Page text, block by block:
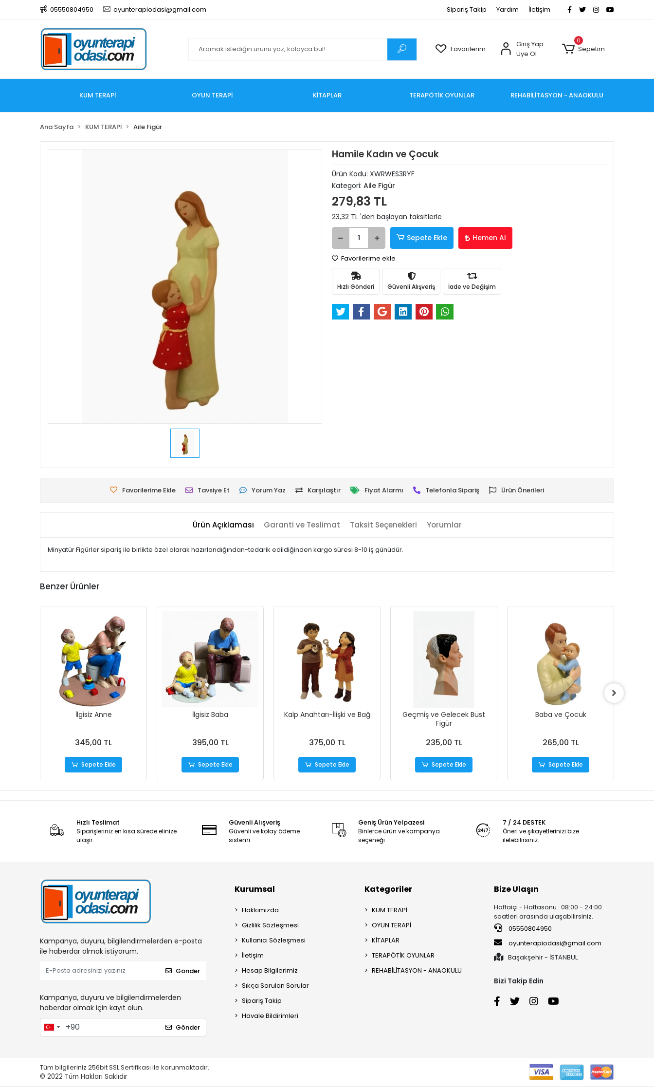
05550804950 oyunterapiodasi@gmail.com Sipariş Takip Yardım İletişim
Favorilerim
Giriş Yap
Üye Ol
0
Sepetim
KUM TERAPİ OYUN TERAPİ KİTAPLAR TERAPÖTİK OYUNLAR REHABİLİTASYON - ANAOKULU
Ana Sayfa KUM TERAPİ Aile Figür
Hamile Kadın ve Çocuk
Ürün Kodu: XWRWES3RYF
Kategori: Aile Figür
279,83 TL
23,32 TL 'den başlayan taksitlerle
Sepete Ekle Hemen Al
Favorilerime ekle
Hızlı Gönderi Güvenli Alışveriş İade ve Değişim
Favorilerime Ekle Tavsiye Et Yorum Yaz Karşılaştır Fiyat Alarmı Telefonla Sipariş Ürün Önerileri
Ürün Açıklaması Garanti ve Teslimat Taksit Seçenekleri Yorumlar
Minyatür Figürler sipariş ile birlikte özel olarak hazırlandığından-tedarik edildiğinden kargo süresi 8-10 iş günüdür.
Benzer Ürünler
İlgisiz Anne
345,00 TL
Sepete Ekle
İlgisiz Baba
395,00 TL
Sepete Ekle
Kalp Anahtarı-İlişki ve Bağ
375,00 TL
Sepete Ekle
Geçmiş ve Gelecek Büst
Figür
235,00 TL
Sepete Ekle
Baba ve Çocuk
265,00 TL
Sepete Ekle
Hızlı Teslimat
Siparişleriniz en kısa sürede elinize
ulaşır.
Güvenli Alışveriş
Güvenli ve kolay ödeme
sistemi
Geniş Ürün Yelpazesi
Binlerce ürün ve kampanya
seçeneği
7 / 24 DESTEK
Öneri ve şikayetlerinizi bize
iletebilirsiniz.
Kampanya, duyuru, bilgilendirmelerden e-posta
ile haberdar olmak istiyorum.
Gönder
Kampanya, duyuru ve bilgilendirmelerden
haberdar olmak için kayıt olun.
Gönder
Kurumsal
Hakkımızda
Gizlilik Sözleşmesi
Kullanıcı Sözleşmesi
İletişim
Hesap Bilgilerimiz
Sıkça Sorulan Sorular
Sipariş Takip
Havale Bildirimleri
Kategoriler
KUM TERAPİ
OYUN TERAPİ
KİTAPLAR
TERAPÖTİK OYUNLAR
REHABİLİTASYON - ANAOKULU
Bize Ulaşın
Haftaiçi - Haftasonu : 08:00 - 24:00
saatleri arasında ulaşabilirsiniz.
05550804950
oyunterapiodasi@gmail.com
Başakşehir - İSTANBUL
Bizi Takip Edin
Tüm bilgileriniz 256bit SSL Sertifikası ile korunmaktadır.
© 2022 Tüm Hakları Saklıdır